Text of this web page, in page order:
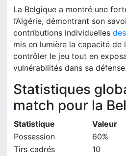
La Belgique a montré une
l’Algérie, démontrant son
contributions individuelles
mis en lumière la capacité de
contrôler le jeu tout en
vulnérabilités dans sa défense.
Statistiques
match pour la
Statistique
Valeur
Possession
60%
Tirs cadrés
10